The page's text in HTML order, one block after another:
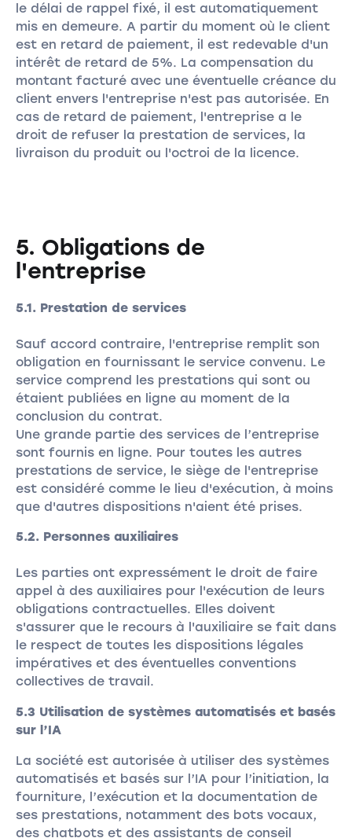
le délai de rappel fixé, il est automatiquement
mis en demeure. A partir du moment où le client
est en retard de paiement, il est redevable d'un
intérêt de retard de 5%. La compensation du
montant facturé avec une éventuelle créance du
client envers l'entreprise n'est pas autorisée. En
cas de retard de paiement, l'entreprise a le
droit de refuser la prestation de services, la
livraison du produit ou l'octroi de la licence.
5. Obligations de
l'entreprise
5.1. Prestation de services
Sauf accord contraire, l'entreprise remplit son
obligation en fournissant le service convenu. Le
service comprend les prestations qui sont ou
étaient publiées en ligne au moment de la
conclusion du contrat.
Une grande partie des services de l’entreprise
sont fournis en ligne. Pour toutes les autres
prestations de service, le siège de l'entreprise
est considéré comme le lieu d'exécution, à moins
que d'autres dispositions n'aient été prises.
5.2. Personnes auxiliaires
Les parties ont expressément le droit de faire
appel à des auxiliaires pour l'exécution de leurs
obligations contractuelles. Elles doivent
s'assurer que le recours à l'auxiliaire se fait dans
le respect de toutes les dispositions légales
impératives et des éventuelles conventions
collectives de travail.
5.3 Utilisation de systèmes automatisés et basés
sur l’IA
La société est autorisée à utiliser des systèmes
automatisés et basés sur l’IA pour l’initiation, la
fourniture, l’exécution et la documentation de
ses prestations, notamment des bots vocaux,
des chatbots et des assistants de conseil